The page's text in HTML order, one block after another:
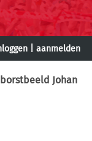
aanmelden
Johan